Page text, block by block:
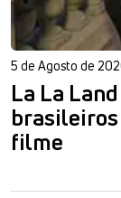
5 de Agosto de
La La
brasileiros
filme